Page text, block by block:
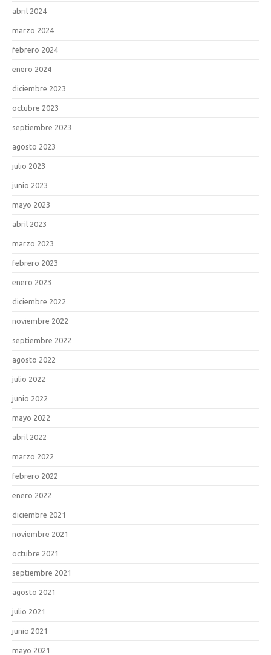
abril 2024
marzo 2024
febrero 2024
enero 2024
diciembre 2023
octubre 2023
septiembre 2023
agosto 2023
julio 2023
junio 2023
mayo 2023
abril 2023
marzo 2023
febrero 2023
enero 2023
diciembre 2022
noviembre 2022
septiembre 2022
agosto 2022
julio 2022
junio 2022
mayo 2022
abril 2022
marzo 2022
febrero 2022
enero 2022
diciembre 2021
noviembre 2021
octubre 2021
septiembre 2021
agosto 2021
julio 2021
junio 2021
mayo 2021